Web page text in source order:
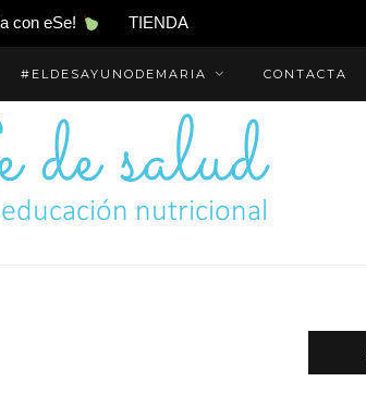
con eSe! TIENDA
#ELDESAYUNODEMARIA CONTACTA